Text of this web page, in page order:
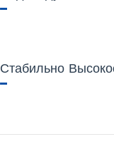
Стабильно